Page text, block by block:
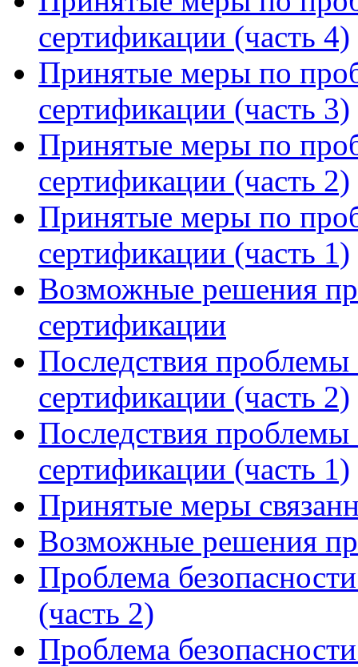
сертификации (часть 4)
Принятые меры по
сертификации (часть 3)
Принятые меры по
сертификации (часть 2)
Принятые меры по
сертификации (часть 1)
Возможные решения
сертификации
Последствия проблемы
сертификации (часть 2)
Последствия проблемы
сертификации (часть 1)
Принятые меры
Возможные решения
Проблема
(часть 2)
Проблема